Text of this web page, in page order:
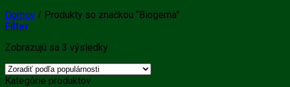
Domov / Produkty so značkou “Biogema”
Filter
Zobrazujú sa 3 výsledky
popularity
Kategórie produktov